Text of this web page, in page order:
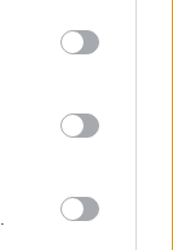
may click to
party tags to
below Google
και τα